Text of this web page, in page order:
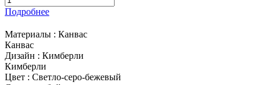
Подробнее
Материалы : Канвас
Канвас
Дизайн : Кимберли
Кимберли
Цвет : Светло-серо-бежевый